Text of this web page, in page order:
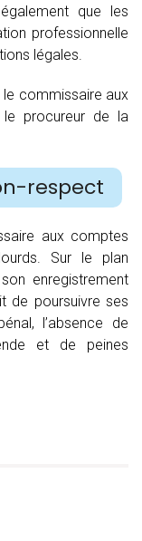
que les
professionnelle
légales.
commissaire aux
le procureur de la
respect
aux comptes
Sur le plan
enregistrement
de poursuivre ses
l’absence de
et de peines